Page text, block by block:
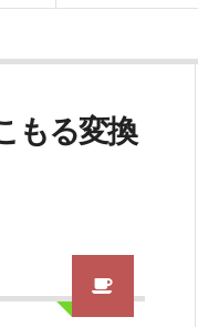
もる変換